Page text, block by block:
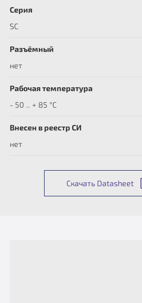
Серия
SC
Разъёмный
нет
Рабочая температура
- 50 .. + 85 °C
Внесен в реестр СИ
нет
Скачать Datasheet